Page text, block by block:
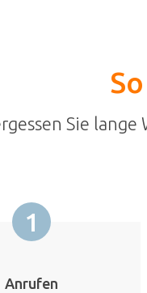
Sie
1
Anrufen